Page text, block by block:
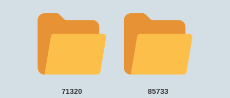
71320 85733